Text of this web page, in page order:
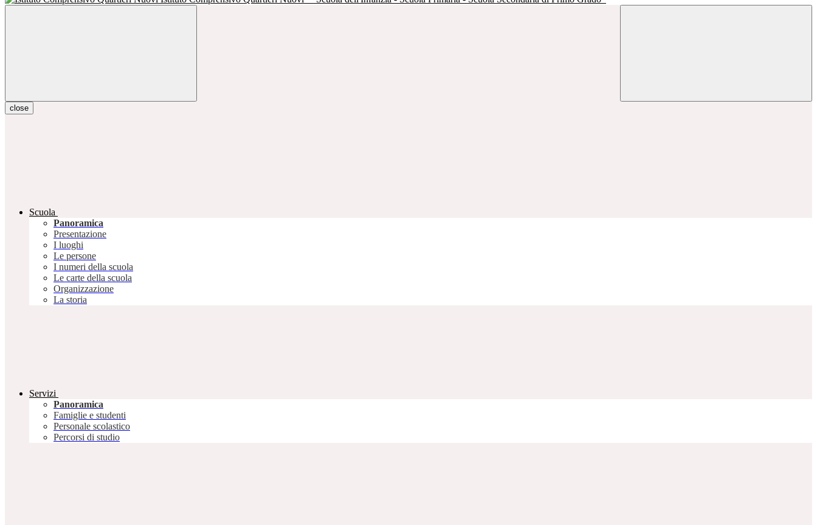
close
Scuola
Panoramica
Presentazione
I luoghi
Le persone
I numeri della scuola
Le carte della scuola
Organizzazione
La storia
Servizi
Panoramica
Famiglie e studenti
Personale scolastico
Percorsi di studio